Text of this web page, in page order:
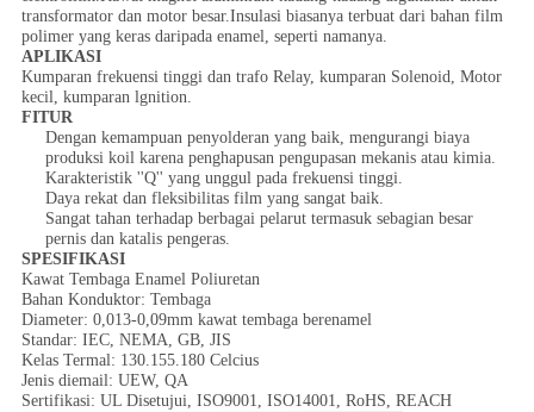
transformator dan motor besar.Insulasi biasanya terbuat dari bahan film
polimer yang keras daripada enamel, seperti namanya.
APLIKASI
Kumparan frekuensi tinggi dan trafo Relay, kumparan Solenoid, Motor
kecil, kumparan lgnition.
FITUR
Dengan kemampuan penyolderan yang baik, mengurangi biaya
produksi koil karena penghapusan pengupasan mekanis atau kimia.
Karakteristik ''Q'' yang unggul pada frekuensi tinggi.
Daya rekat dan fleksibilitas film yang sangat baik.
Sangat tahan terhadap berbagai pelarut termasuk sebagian besar
pernis dan katalis pengeras.
SPESIFIKASI
Kawat Tembaga Enamel Poliuretan
Bahan Konduktor: Tembaga
Diameter: 0,013-0,09mm kawat tembaga berenamel
Standar: IEC, NEMA, GB, JIS
Kelas Termal: 130.155.180 Celcius
Jenis diemail: UEW, QA
Sertifikasi: UL Disetujui, ISO9001, ISO14001, RoHS, REACH